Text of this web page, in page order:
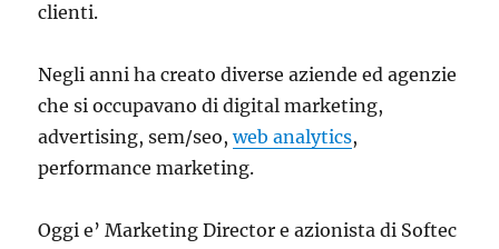
clienti.
Negli anni ha creato diverse aziende ed agenzie
che si occupavano di digital marketing,
advertising, sem/seo,web analytics,
performance marketing.
Oggi e’ Marketing Director e azionista di Softec